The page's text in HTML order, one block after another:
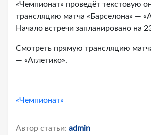
«Чемпионат» проведёт текстовую
трансляцию матча «Барселона» —
Начало встречи запланировано на
Смотреть прямую трансляцию
— «Атлетико».
«Чемпионат»
Автор статьи: admin